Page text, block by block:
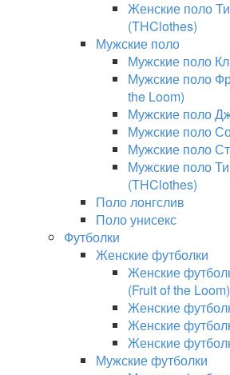
Женские поло
(THClothes)
Мужские поло
Мужские поло
Мужские поло
the Loom)
Мужские поло
Мужские поло
Мужские поло
Мужские поло
(THClothes)
Поло лонгслив
Поло унисекс
Футболки
Женские футболки
Женские
(Fruit of the Loom)
Женские
Женские
Женские
Мужские футболки